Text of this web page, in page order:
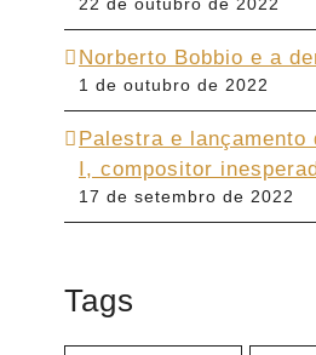
Norberto Bobbio e a
1 de outubro de 2022
Palestra e lançamento
I, compositor
17 de setembro de 2022
Tags